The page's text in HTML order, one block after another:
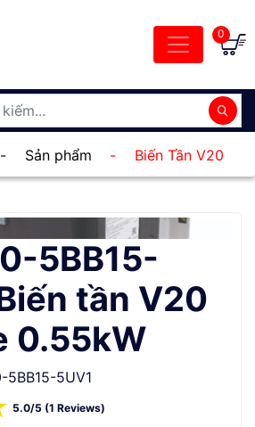
0
- Sản phẩm - Biến Tần V20
5BB15-
tần V20
0.55kW
5BB15-5UV1
5.0/5 (1 Reviews)